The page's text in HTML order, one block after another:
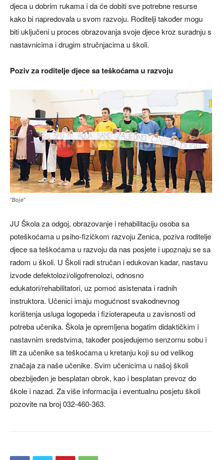
djeca u dobrim rukama i da će dobiti sve potrebne resurse
kako bi napredovala u svom razvoju. Roditelji također mogu
biti uključeni u proces obrazovanja svoje djece kroz suradnju s
nastavnicima i drugim stručnjacima u školi.
Poziv za roditelje djece sa teškoćama u razvoju
“Boje”
JU Škola za odgoj, obrazovanje i rehabilitaciju osoba sa
poteškoćama u psiho-fizičkom razvoju Zenica, poziva roditelje
djece sa teškoćama u razvoju da nas posjete i upoznaju se sa
radom u školi. U Školi radi stručan i edukovan kadar, nastavu
izvode defektolozi/oligofrenolozi, odnosno
edukatori/rehabilitatori, uz pomoć asistenata i radnih
instruktora. Učenici imaju mogućnost svakodnevnog
korištenja usluga logopeda i fizioterapeuta u zavisnosti od
potreba učenika. Škola je opremljena bogatim didaktičkim i
nastavnim sredstvima, također posjedujemo senzornu sobu i
lift za učenike sa teškoćama u kretanju koji su od velikog
značaja za naše učenike. Svim učenicima u našoj školi
obezbijeđen je besplatan obrok, kao i besplatan prevoz do
škole i nazad. Za više informacija i eventualnu posjetu školi
pozovite na broj 032-460-363.